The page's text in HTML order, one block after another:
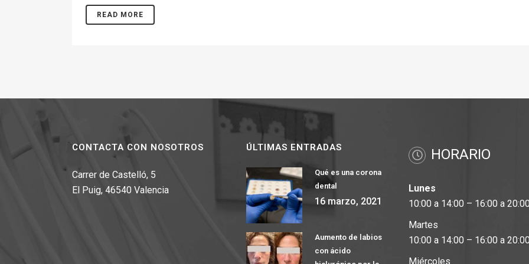
READ MORE
CONTACTA CON NOSOTROS
Carrer de Castelló, 5
El Puig, 46540 Valencia
ÚLTIMAS ENTRADAS
Qué es una corona
dental
16 marzo, 2021
Aumento de labios
con ácido
HORARIO
Lunes
10:00 a 14:00 – 16:00 a
Martes
10:00 a 14:00 – 16:00 a
Miércoles